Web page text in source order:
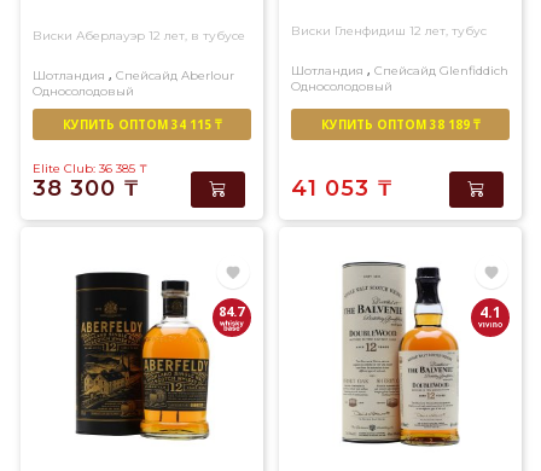
Виски Аберлауэр 12 лет, в тубусе
Шотландия , Спейсайд Aberlour
Односолодовый
КУПИТЬ ОПТОМ 34 115 ₸
Elite Club: 36 385 ₸
38 300 ₸
Виски Гленфидиш 12 лет, тубус
Шотландия , Спейсайд Glenfiddich
Односолодовый
КУПИТЬ ОПТОМ 38 189 ₸
41 053 ₸
84.7 4.1